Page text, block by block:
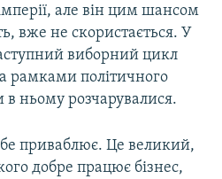
але він цим шансом
вже не скористається. У
виборний цикл
рамками політичного
в ньому розчарувалися.
приваблює. Це великий,
добре працює бізнес,